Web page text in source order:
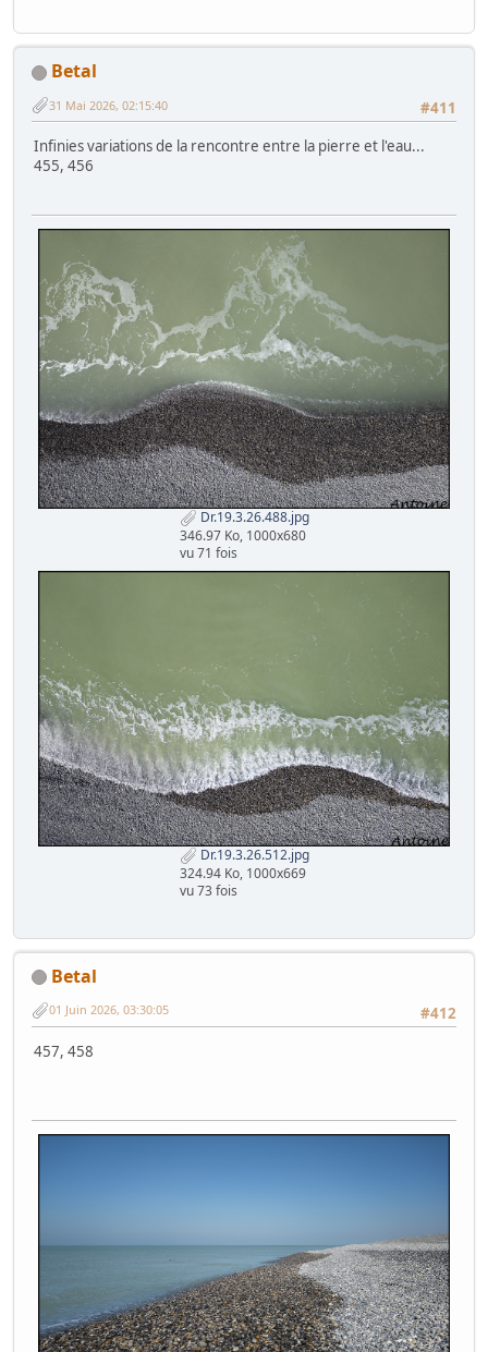
Betal
#411
31 Mai 2026, 02:15:40
Infinies variations de la rencontre entre la pierre et l'eau...
455, 456
Dr.19.3.26.488.jpg
346.97 Ko, 1000x680
vu 71 fois
Dr.19.3.26.512.jpg
324.94 Ko, 1000x669
vu 73 fois
Betal
#412
01 Juin 2026, 03:30:05
457, 458